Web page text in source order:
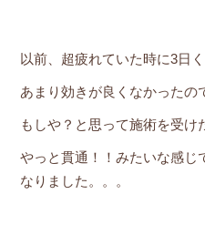
以前、超疲れていた時に3日
あまり効きが良くなかったの
もしや？と思って施術を受け
やっと貫通！！みたいな感じ
なりました。。。